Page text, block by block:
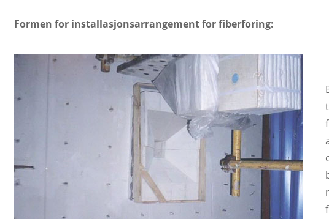
Formen for installasjonsarrangement for fiberforing: